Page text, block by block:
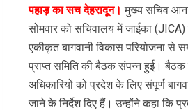
पहाड़ का सच देहरादून।मुख्य सचिव
सोमवार को सचिवालय में जाईका (JICA)
एकीकृत बागवानी विकास परियोजना से
प्राप्त समिति की बैठक संपन्न हुई।
अधिकारियों को प्रदेश के लिए संपूर्ण
जाने के निर्देश दिए हैं। उन्होंने कहा कि